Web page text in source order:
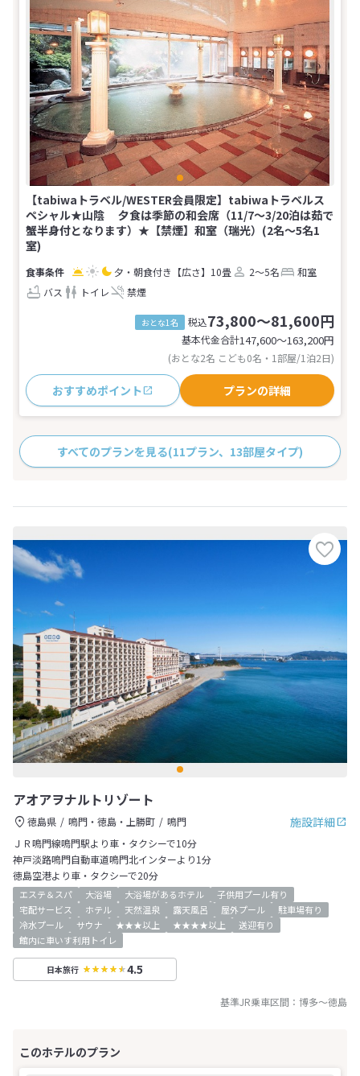
【tabiwaトラベル/WESTER会員限定】tabiwaトラベルス
ペシャル★山陰 夕食は季節の和会席（11/7～3/20泊は茹で
蟹半身付となります）★【禁煙】和室（瑞光）(2名～5名1
室)
夕・朝食付き 【広さ】10畳 2～5名
和室
バス
トイレ 禁煙
おとな1名 税込73,800～81,600円
基本代金合計147,600〜163,200円
(おとな2名 こども0名・1部屋/1泊2日)
おすすめポイント プランの詳細
すべてのプランを見る(11プラン、13部屋タイプ)
アオアヲナルトリゾート
施設詳細
徳島県 鳴門・徳島・上勝町
鳴門
ＪＲ鳴門線鳴門駅より車・タクシーで10分
神戸淡路鳴門自動車道鳴門北インターより1分
徳島空港より車・タクシーで20分
エステ＆スパ 大浴場 大浴場があるホテル
子供用プール有り
宅配サービス
ホテル 天然温泉 露天風呂 屋外プール
駐車場有り
冷水プール
サウナ ★★★以上 ★★★★以上
送迎有り
館内に車いす利用トイレ
日本旅行 4.5
基準JR乗車区間： 博多～徳島